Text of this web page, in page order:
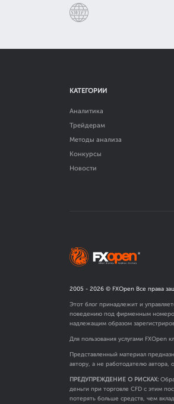
КАТЕГОРИИ
Аналитика
Трейдерам
Методы анализа
Конкурсы
Новости
2005 - 2026 © FXOpen Все права
Этот блог принадлежит и
поведению под фирменным
надлежащим образом
Для пользования услугами FXOpen
Представленный материал
автору, а не работодателю автора,
ПРЕДУПРЕЖДЕНИЕ О РИСКАХ:
деньги при торговле CFD с этим
потерять больше средств, чем